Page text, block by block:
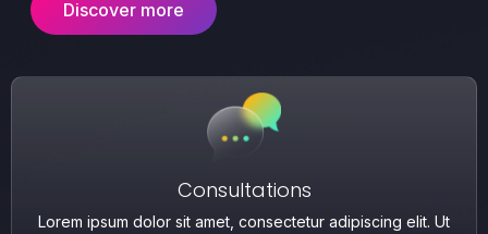
Discover more
Consultations
Lorem ipsum dolor sit amet, consectetur adipiscing elit. Ut